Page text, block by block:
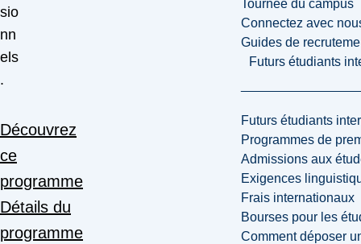
Tournée du campus
Connectez avec
Guides de
Futurs étudiants
Futurs étudiants
Programmes de
Admissions aux
Exigences
Frais internationaux
Bourses pour les
Comment déposer
sio
nn
els
.
Découvrez
ce
programme
Détails du
programme